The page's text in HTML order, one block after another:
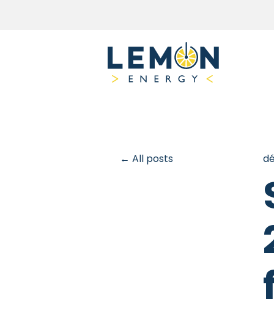
All posts